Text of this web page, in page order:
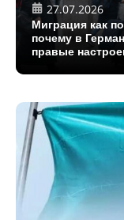
27.07.2026
Миграция как
почему в
правые